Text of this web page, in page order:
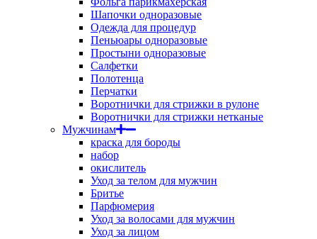
Шапочки одноразовые
Одежда для процедур
Пеньюары одноразовые
Простыни одноразовые
Салфетки
Полотенца
Перчатки
Воротнички для стрижки в рулоне
Воротнички для стрижки нетканые
Мужчинам
краска для бороды
набор
окислитель
Уход за телом для мужчин
Бритье
Парфюмерия
Уход за волосами для мужчин
Уход за лицом